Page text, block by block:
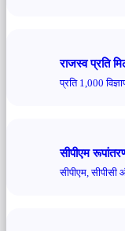
राजस्व प्रति
प्रति 1,000
सीपीएम
सीपीएम,